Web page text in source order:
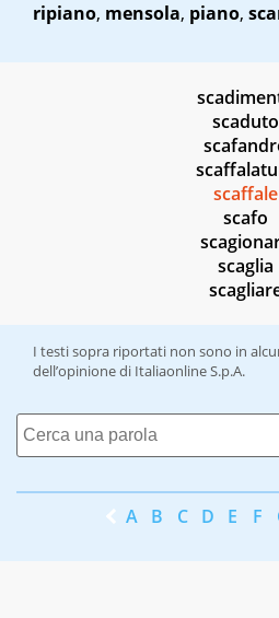
ripiano, mensola, piano,
scaduto
scaffale
scafo
scaglia
I testi sopra riportati non sono in
dell’opinione di Italiaonline S.p.A.
A B C D E F